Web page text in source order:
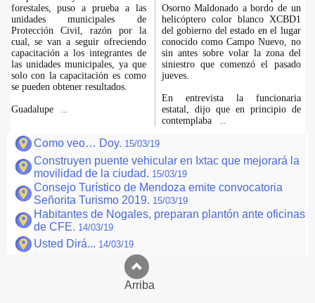
forestales, puso a prueba a las
unidades municipales de
Protección Civil, razón por la
cual, se van a seguir ofreciendo
capacitación a los integrantes de
las unidades municipales, ya que
solo con la capacitación es como
se pueden obtener resultados.
Guadalupe
Osorno Maldonado a bordo de un
helicóptero color blanco XCBD1
del gobierno del estado en el lugar
conocido como Campo Nuevo, no
sin antes sobre volar la zona del
siniestro que comenzó el pasado
jueves.
En entrevista la funcionaria
estatal, dijo que en principio de
contemplaba
Como veo… Doy. 15/03/19
Construyen puente vehicular en Ixtac que mejorará la
movilidad de la ciudad. 15/03/19
Consejo Turístico de Mendoza emite convocatoria
Señorita Turismo 2019. 15/03/19
Habitantes de Nogales, preparan plantón ante oficinas
de CFE. 14/03/19
Usted Dirá... 14/03/19
Arriba